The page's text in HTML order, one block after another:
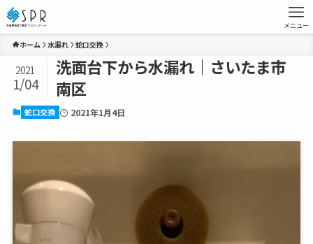
メニュー
ホーム 水漏れ 蛇口交換
洗面台下から水漏れ｜さいたま市
南区
2021
1/04
蛇口交換 2021年1月4日